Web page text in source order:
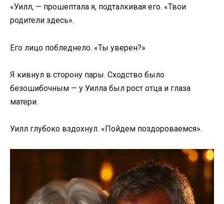
«Уилл, — прошептала я, подталкивая его. «Твои
родители здесь».
Его лицо побледнело. «Ты уверен?»
Я кивнул в сторону пары. Сходство было
безошибочным — у Уилла был рост отца и глаза
матери.
Уилл глубоко вздохнул. «Пойдем поздороваемся».